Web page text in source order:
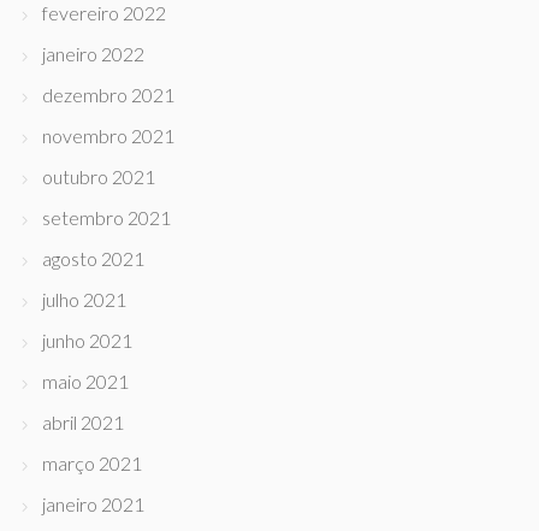
fevereiro 2022
janeiro 2022
dezembro 2021
novembro 2021
outubro 2021
setembro 2021
agosto 2021
julho 2021
junho 2021
maio 2021
abril 2021
março 2021
janeiro 2021